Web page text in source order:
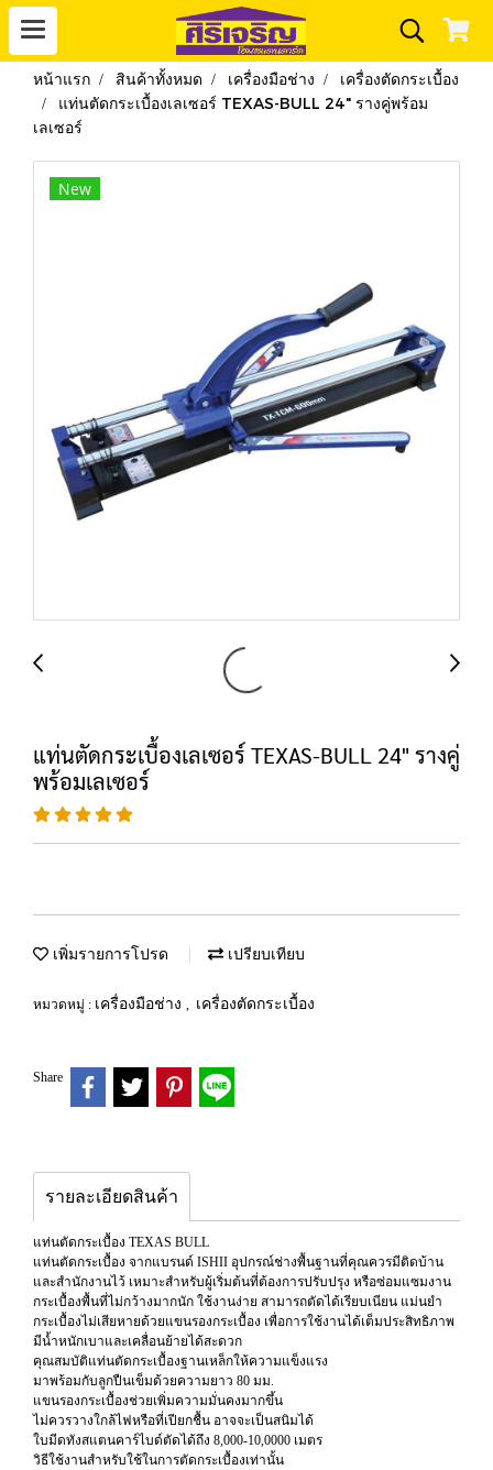
หน้าแรก สินค้าทั้งหมด เครื่องมือช่าง
เครื่องตัดกระเบื้อง
แท่นตัดกระเบื้องเลเซอร์ TEXAS-BULL 24" รางคู่พร้อม
เลเซอร์
New
แท่นตัดกระเบื้องเลเซอร์ TEXAS-BULL 24" รางคู่
พร้อมเลเซอร์
เพิ่มรายการโปรด เปรียบเทียบ
หมวดหมู่ : เครื่องมือช่าง , เครื่องตัดกระเบื้อง
Share
รายละเอียดสินค้า
แท่นตัดกระเบื้อง TEXAS BULL
แท่นตัดกระเบื้อง จากแบรนด์ ISHII อุปกรณ์ช่างพื้นฐานที่คุณควรมีติดบ้าน
และสำนักงานไว้ เหมาะสำหรับผู้เริ่มต้นที่ต้องการปรับปรุง หรือซ่อมแซมงาน
กระเบื้องพื้นที่ไม่กว้างมากนัก ใช้งานง่าย สามารถตัดได้เรียบเนียน แม่นยำ
กระเบื้องไม่เสียหายด้วยแขนรองกระเบื้อง เพื่อการใช้งานได้เต็มประสิทธิภาพ
มีน้ำหนักเบาและเคลื่อนย้ายได้สะดวก
คุณสมบัติแท่นตัดกระเบื้องฐานเหล็กให้ความแข็งแรง
มาพร้อมกับลูกปืนเข็มด้วยความยาว 80 มม.
แขนรองกระเบื้องช่วยเพิ่มความมั่นคงมากขึ้น
ไม่ควรวางใกล้ไฟหรือที่เปียกชื้น อาจจะเป็นสนิมได้
ใบมีดทังสแตนคาร์ไบด์ตัดได้ถึง 8,000-10,0000 เมตร
วิธีใช้งานสำหรับใช้ในการตัดกระเบื้องเท่านั้น